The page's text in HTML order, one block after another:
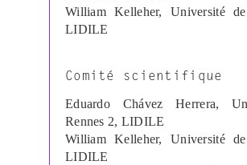
William Kelleher, Université
LIDILE
Comité scientifique
Eduardo Chávez Herrera,
Rennes 2, LIDILE
William Kelleher, Université
LIDILE